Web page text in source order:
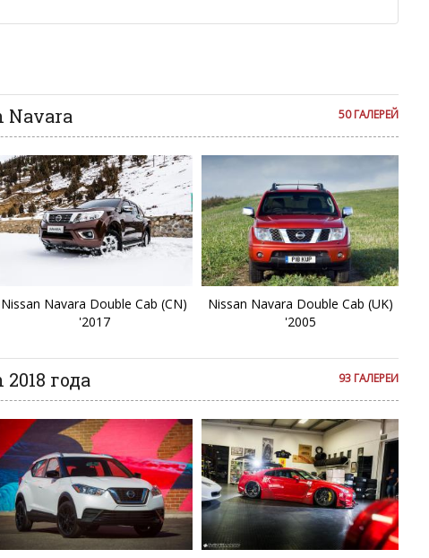
все комментарии публикуются только после модерации, поэтому
на сайте с некоторым опозданием.
50 ГАЛЕРЕЙ
Navara
Nissan Navara Double Cab (CN)
'2017
Nissan Navara Double Cab (UK)
'2005
93 ГАЛЕРЕИ
года